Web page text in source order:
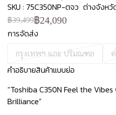
SKU : 75C350NP-ตจว ต่างจังหวั
฿39,499฿24,090
การจัดส่ง
กรุงเทพฯ และ ปริมณฑล
คำอธิบายสินค้าแบบย่อ
“Toshiba C350N Feel the
Brilliance”